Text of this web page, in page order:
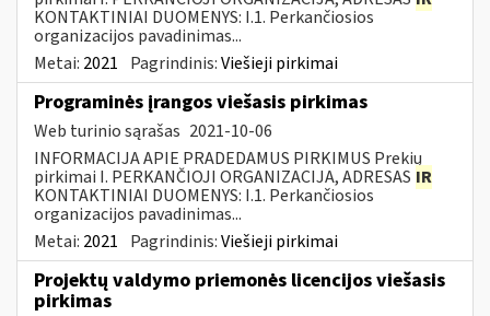
KONTAKTINIAI DUOMENYS: I.1. Perkančiosios
organizacijos pavadinimas...
Metai: 2021 Pagrindinis:Viešieji pirkimai
Programinės įrangos viešasis pirkimas
Web turinio sąrašas 2021-10-06
INFORMACIJA APIE PRADEDAMUS PIRKIMUS Prekių
pirkimai I. PERKANČIOJI ORGANIZACIJA, ADRESAS IR
KONTAKTINIAI DUOMENYS: I.1. Perkančiosios
organizacijos pavadinimas...
Metai: 2021 Pagrindinis:Viešieji pirkimai
Projektų valdymo priemonės licencijos viešasis
pirkimas